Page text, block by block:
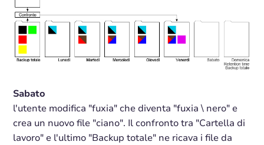
Sabato
l'utente modifica "fuxia" che diventa "fuxia \ nero" e
crea un nuovo file "ciano". Il confronto tra "Cartella di
lavoro" e l'ultimo "Backup totale" ne ricava i file da